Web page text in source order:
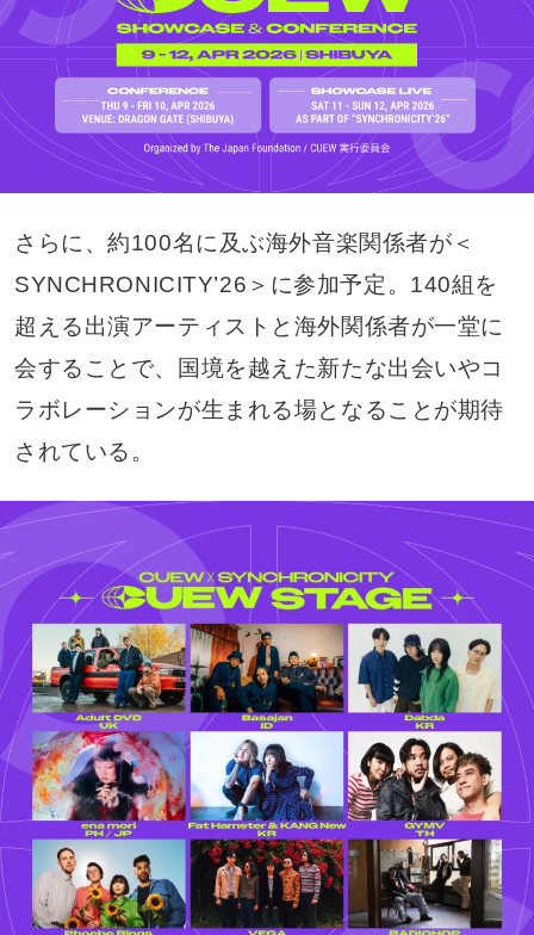
さらに、約100名に及ぶ海外音楽関係者が＜
SYNCHRONICITY’26＞に参加予定。140組を
超える出演アーティストと海外関係者が一堂に
会することで、国境を越えた新たな出会いやコ
ラボレーションが生まれる場となることが期待
されている。